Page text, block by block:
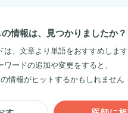
情報は、見つかりましたか？
は、文章より単語をおすすめします
ワードの追加や変更をすると、
情報がヒットするかもしれません